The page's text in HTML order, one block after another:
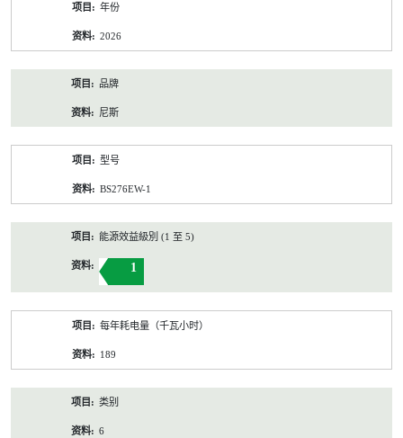
年份
2026
品牌
尼斯
型号
BS276EW-1
能源效益級別 (1 至 5)
1
每年耗电量（千瓦小时）
189
类别
6